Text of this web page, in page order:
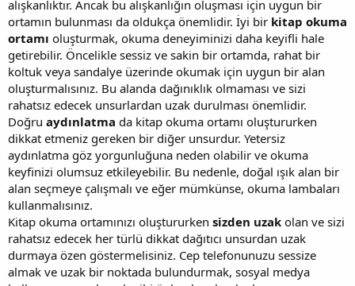
alışkanlıktır. Ancak bu alışkanlığın oluşması için uygun bir
ortamın bulunması da oldukça önemlidir. İyi bir kitap okuma
ortamı oluşturmak, okuma deneyiminizi daha keyifli hale
getirebilir. Öncelikle sessiz ve sakin bir ortamda, rahat bir
koltuk veya sandalye üzerinde okumak için uygun bir alan
oluşturmalısınız. Bu alanda dağınıklık olmaması ve sizi
rahatsız edecek unsurlardan uzak durulması önemlidir.
Doğru aydınlatma da kitap okuma ortamı oluştururken
dikkat etmeniz gereken bir diğer unsurdur. Yetersiz
aydınlatma göz yorgunluğuna neden olabilir ve okuma
keyfinizi olumsuz etkileyebilir. Bu nedenle, doğal ışık alan bir
alan seçmeye çalışmalı ve eğer mümkünse, okuma lambaları
kullanmalısınız.
Kitap okuma ortamınızı oluştururken sizden uzak olan ve sizi
rahatsız edecek her türlü dikkat dağıtıcı unsurdan uzak
durmaya özen göstermelisiniz. Cep telefonunuzu sessize
almak ve uzak bir noktada bulundurmak, sosyal medya